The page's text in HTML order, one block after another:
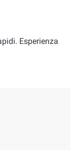
Esperienza